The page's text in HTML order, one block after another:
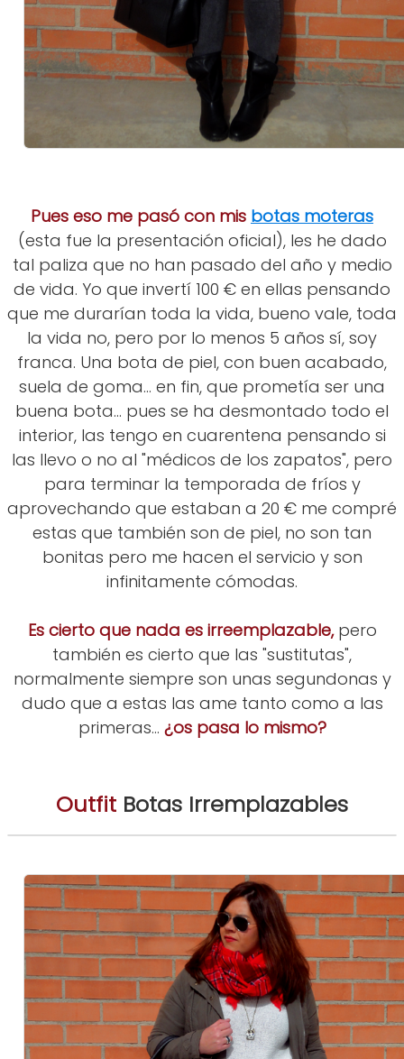
Pues eso me pasó con mis botas moteras
(esta fue la presentación oficial), les he dado
tal paliza que no han pasado del año y medio
de vida. Yo que invertí 100 € en ellas pensando
que me durarían toda la vida, bueno vale, toda
la vida no, pero por lo menos 5 años sí, soy
franca. Una bota de piel, con buen acabado,
suela de goma... en fin, que prometía ser una
buena bota... pues se ha desmontado todo el
interior, las tengo en cuarentena pensando si
las llevo o no al "médicos de los zapatos", pero
para terminar la temporada de fríos y
aprovechando que estaban a 20 € me compré
estas que también son de piel, no son tan
bonitas pero me hacen el servicio y son
infinitamente cómodas.
Es cierto que nada es irreemplazable,pero
también es cierto que las "sustitutas",
normalmente siempre son unas segundonas y
dudo que a estas las ame tanto como a las
primeras... ¿os pasa lo mismo?
Outfit Botas Irremplazables